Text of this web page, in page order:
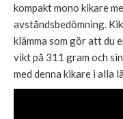
kompakt mono kikare
avståndsbedömning.
klämma som gör att du
vikt på 311 gram och
med denna kikare i alla